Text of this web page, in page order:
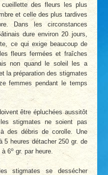
cueillette des fleurs les plus
et celle des plus tardives
Dans les circonstances
dure environ 20 jours,
ce qui exige beaucoup de
fleurs fermées et fraîches
non quand le soleil les a
la préparation des stigmates
femmes pendant le temps
être épluchées aussitôt
stigmates ne soient pas
des débris de corolle. Une
5 heures détacher 250 gr. de
à 6o gr. par heure.
stigmates se dessécher